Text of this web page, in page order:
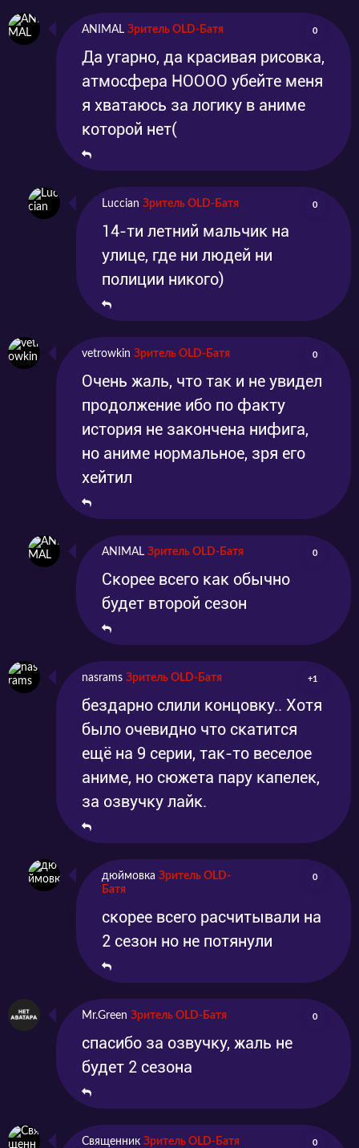
ANIMAL Зритель OLD-Батя 0
Да угарно, да красивая рисовка,
атмосфера НОООО убейте меня
я хватаюсь за логику в аниме
которой нет(
Luccian Зритель OLD-Батя 0
14-ти летний мальчик на
улице, где ни людей ни
полиции никого)
vetrowkin Зритель OLD-Батя 0
Очень жаль, что так и не увидел
продолжение ибо по факту
история не закончена нифига,
но аниме нормальное, зря его
хейтил
ANIMAL Зритель OLD-Батя 0
Скорее всего как обычно
будет второй сезон
nasrams Зритель OLD-Батя +1
бездарно слили концовку.. Хотя
было очевидно что скатится
ещё на 9 серии, так-то веселое
аниме, но сюжета пару капелек,
за озвучку лайк.
дюймовка Зритель OLD-
Батя
0
скорее всего расчитывали на
2 сезон но не потянули
Mr.Green Зритель OLD-Батя 0
спасибо за озвучку, жаль не
будет 2 сезона
Священник Зритель OLD-Батя 0